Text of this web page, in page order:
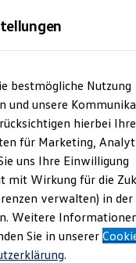
bestmögliche Nutzung
und unsere
hierbei Ihre
für Marketing,
uns Ihre Einwilligung
mit Wirkung für die
verwalten) in der
Weitere
Sie in unserer
.